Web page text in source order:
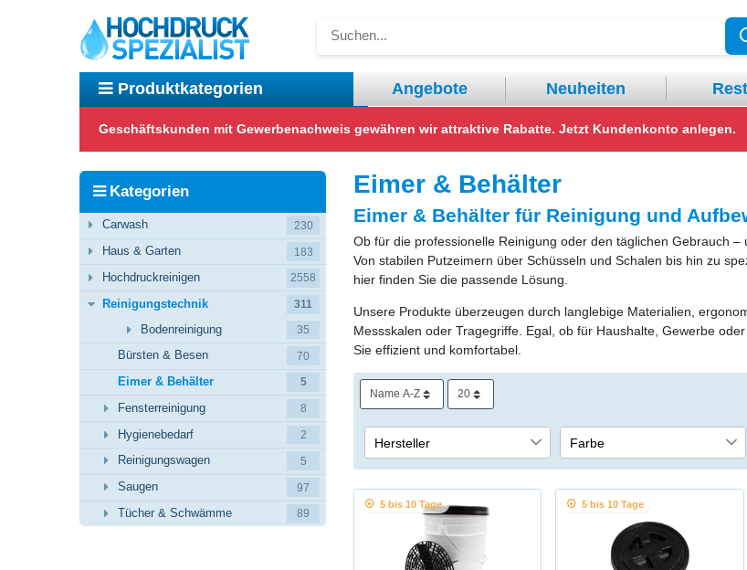
Produktkategorien
Carwash
Haus & Garten
Hochdruckreinigen
Reinigungstechnik
Angebote Neuheiten
Geschäftskunden mit Gewerbenachweis gewähren wir attraktive Rabatte. Jetzt Kundenkonto anlegen.
Kategorien
Carwash 230
Haus & Garten 183
Hochdruckreinigen 2558
Reinigungstechnik 311
Bodenreinigung 35
Bürsten & Besen 70
Eimer & Behälter 5
Fensterreinigung 8
Hygienebedarf 2
Reinigungswagen 5
Saugen 97
Tücher & Schwämme 89
Eimer & Behälter
Eimer & Behälter für Reinigung und
Ob für die professionelle Reinigung oder den täglichen Gebrauch
Von stabilen Putzeimern über Schüsseln und Schalen bis hin zu
hier finden Sie die passende Lösung.
Unsere Produkte überzeugen durch langlebige Materialien,
Messskalen oder Tragegriffe. Egal, ob für Haushalte, Gewerbe
Sie effizient und komfortabel.
Hersteller
De Witte SA
5
Farbe
1
Weiß
2
5 bis 10 Tage 5 bis 10 Tage